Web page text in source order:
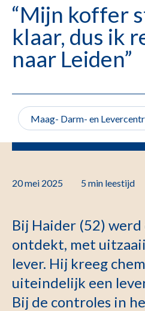
“Mijn koffer
klaar, dus ik
naar Leiden”
Maag- Darm- en
20 mei 2025 5 min leestijd
Bij Haider (52)
ontdekt, met
lever. Hij kreeg
uiteindelijk een
Bij de controles in